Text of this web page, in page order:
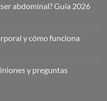
abdominal? Guía 2026
y cómo funciona
y preguntas